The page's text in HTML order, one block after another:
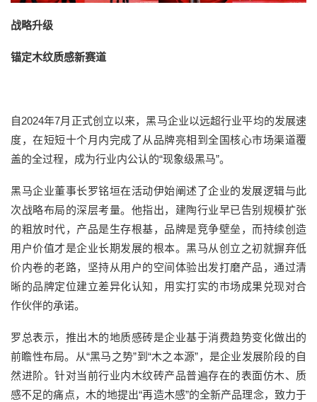
战略升级
锚定木纹质感新赛道
自2024年7月正式创立以来，黑马企业以远超行业平均的发展速
度，在短短十个月内完成了从品牌亮相到全国核心市场渠道覆
盖的全过程，成为行业内公认的“现象级黑马”。
黑马企业董事长罗铭垣在活动伊始阐述了企业的发展逻辑与此
次战略布局的深层考量。他指出，建陶行业早已告别规模扩张
的粗放时代，产品是生存根基，品牌是竞争壁垒，而持续创造
用户价值才是企业长期发展的根本。黑马从创立之初就摒弃低
价内卷的老路，坚持从用户的空间体验出发打磨产品，通过清
晰的品牌定位建立差异化认知，用实打实的市场成果兑现对合
作伙伴的承诺。
罗总表示，推出木的地质感砖是企业基于消费趋势变化做出的
前瞻性布局。从“黑马之势”到 “木之本源”，是企业发展阶段的自
然进阶。针对当前行业内木纹砖产品普遍存在的表面仿木、质
感不足的痛点，木的地提出“再造木感”的全新产品理念，致力于